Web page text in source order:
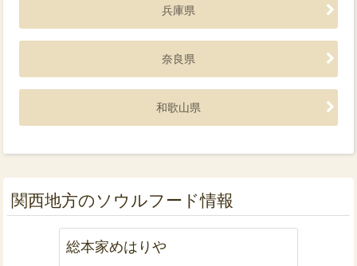
兵庫県
奈良県
和歌山県
関西地方のソウルフード情報
総本家めはりや